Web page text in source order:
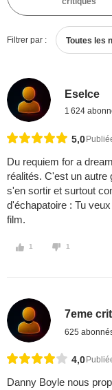
Filtrer par : Toutes les
Eselce
1 624
5,0
Du requiem for a
réalités. C'est un autre
s'en sortir et surtout
d'échapatoire : Tu
film.
1 1
7eme
625
4,0
Danny Boyle nous